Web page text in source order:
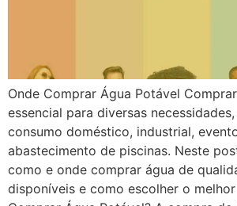
Onde Comprar Água Potável
essencial para diversas
consumo doméstico, industrial,
abastecimento de piscinas. Neste
como e onde comprar água de
disponíveis e como escolher o